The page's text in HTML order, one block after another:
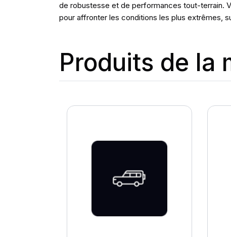
de robustesse et de performances tout-terrain.
pour affronter les conditions les plus extrêmes,
Produits de la